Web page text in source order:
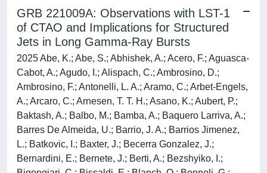
GRB 221009A: Observations with LST-1
of CTAO and Implications for Structured
Jets in Long Gamma-Ray Bursts
2025 Abe, K.; Abe, S.; Abhishek, A.; Acero, F.; Aguasca-
Cabot, A.; Agudo, I.; Alispach, C.; Ambrosino, D.;
Ambrosino, F.; Antonelli, L. A.; Aramo, C.; Arbet-Engels,
A.; Arcaro, C.; Arnesen, T. T. H.; Asano, K.; Aubert, P.;
Baktash, A.; Balbo, M.; Bamba, A.; Baquero Larriva, A.;
Barres De Almeida, U.; Barrio, J. A.; Barrios Jimenez,
L.; Batkovic, I.; Baxter, J.; Becerra Gonzalez, J.;
Bernardini, E.; Bernete, J.; Berti, A.; Bezshyiko, I.;